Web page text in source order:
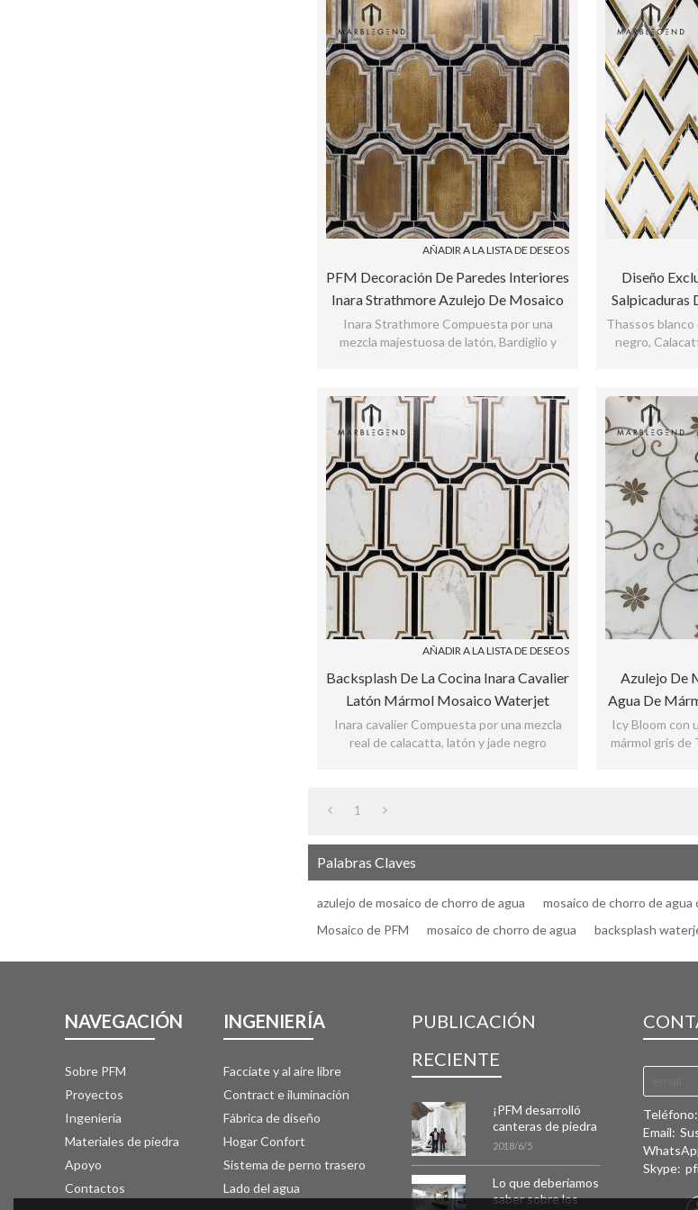
AÑADIR A LA LISTA DE DESEOS
PFM Decoración De Paredes Interiores
Inara Strathmore Azulejo De Mosaico
De Chorro De Agua De Latón Y
Mármol
Inara Strathmore Compuesta por una
mezcla majestuosa de latón, Bardiglio y
Diseño
Salpicaduras
Thassos blanco
negro,
AÑADIR A LA LISTA DE DESEOS
Backsplash De La Cocina Inara Cavalier
Latón Mármol Mosaico Waterjet
Azulejo
Inara cavalier Compuesta por una mezcla
real de calacatta, latón y jade negro
Azulejo De
Agua De
Helada
Icy Bloom con
mármol gris de
1
Palabras Claves
azulejo de mosaico de chorro de agua mosaico de chorro de
Mosaico de PFM
mosaico de chorro de agua backsplash
NAVEGACIÓN
Sobre PFM
Proyectos
Ingeniería
Materiales de piedra
Apoyo
Contactos
INGENIERÍA
Facciate y al aire libre
Contract e iluminación
Fábrica de diseño
Hogar Confort
Sistema de perno trasero
Lado del agua
PUBLICACIÓN
RECIENTE
¡PFM desarrolló
canteras de piedra
caliza y mármol en
2018/6/5
Lo que deberíamos
saber sobre los
Teléfono:
Email:
Skype: